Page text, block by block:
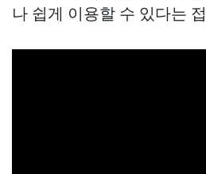
나 쉽게 이용할 수 있다는